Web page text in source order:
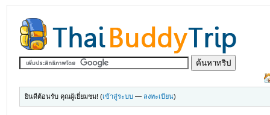
ยินดีต้อนรับ คุณผู้เยี่ยมชม! (เข้าสู่ระบบ — ลงทะเบียน)